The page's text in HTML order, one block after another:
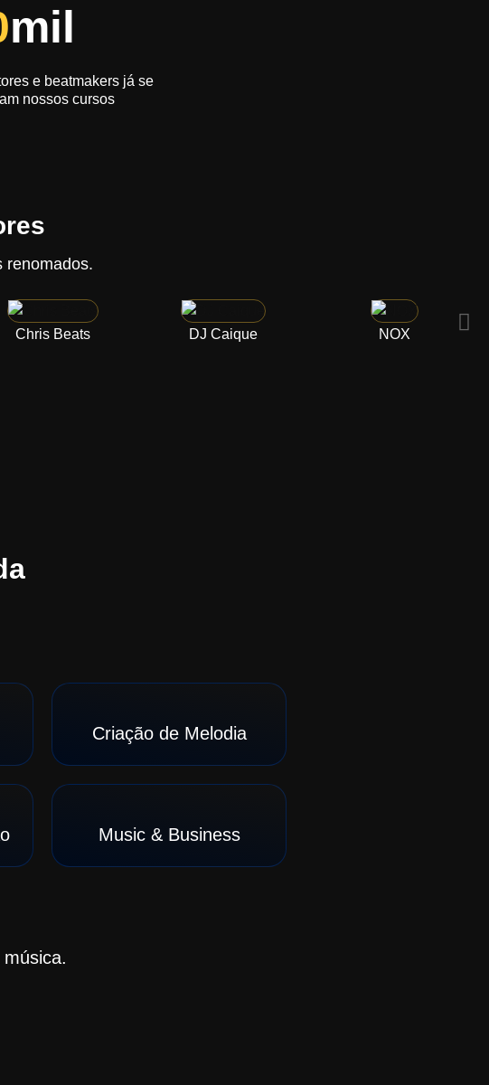
mil
e beatmakers já se
nossos cursos
renomados.
Chris Beats DJ Caique NOX
Criação de Melodia
Music & Business